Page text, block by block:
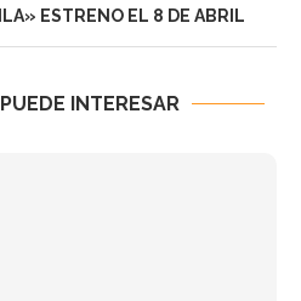
ESTRENO EL 8 DE ABRIL
INTERESAR